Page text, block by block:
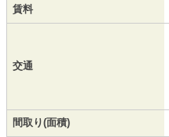
賃料
交通
間取り(面積)